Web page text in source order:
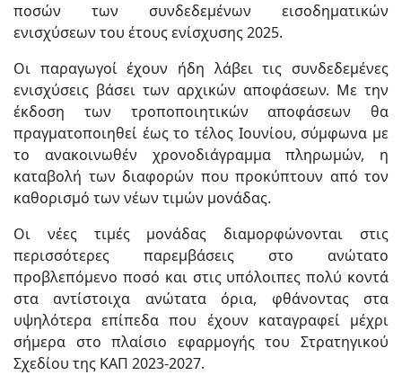
ποσών των συνδεδεμένων εισοδηματικών
ενισχύσεων του έτους ενίσχυσης 2025.
Οι παραγωγοί έχουν ήδη λάβει τις συνδεδεμένες
ενισχύσεις βάσει των αρχικών αποφάσεων. Με την
έκδοση των τροποποιητικών αποφάσεων θα
πραγματοποιηθεί έως το τέλος Ιουνίου, σύμφωνα με
το ανακοινωθέν χρονοδιάγραμμα πληρωμών, η
καταβολή των διαφορών που προκύπτουν από τον
καθορισμό των νέων τιμών μονάδας.
Οι νέες τιμές μονάδας διαμορφώνονται στις
περισσότερες παρεμβάσεις στο ανώτατο
προβλεπόμενο ποσό και στις υπόλοιπες πολύ κοντά
στα αντίστοιχα ανώτατα όρια, φθάνοντας στα
υψηλότερα επίπεδα που έχουν καταγραφεί μέχρι
σήμερα στο πλαίσιο εφαρμογής του Στρατηγικού
Σχεδίου της ΚΑΠ 2023-2027.